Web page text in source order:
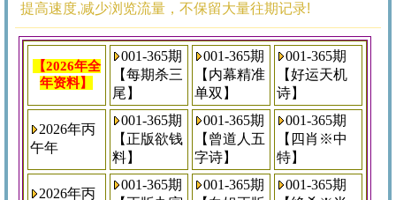
提高速度,减少浏览流量，不保留大量往期记录!